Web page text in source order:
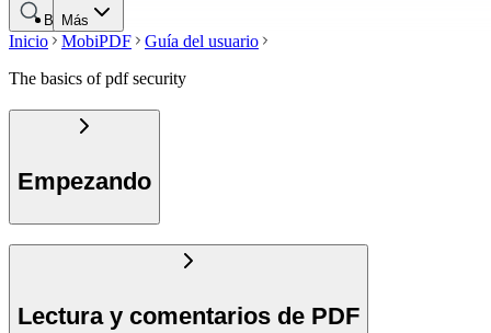
Más
Buscar
Inicio MobiPDF
Guía del usuario
The basics of pdf security
Empezando
Lectura y comentarios de PDF